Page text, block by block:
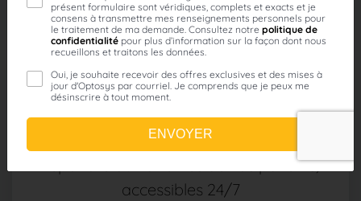
Solutions patients
Des services en ligne essentiels pour
répondre aux attentes de vos patients,
accessibles 24/7